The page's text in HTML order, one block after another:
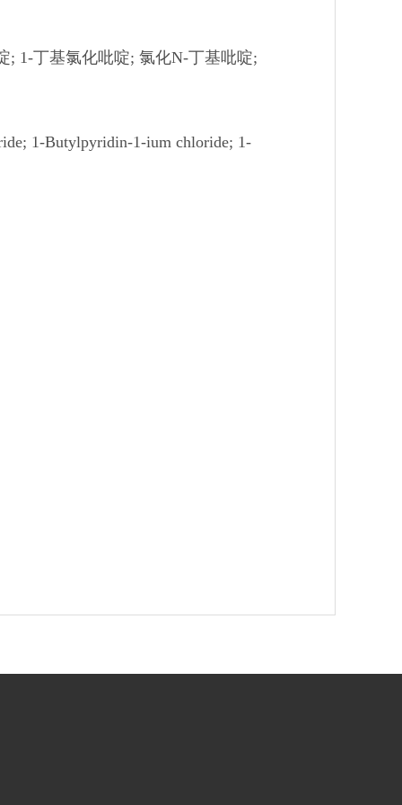
; 1-丁基氯化吡啶; 氯化N-丁基吡啶;
1-Butylpyridin-1-ium chloride; 1-